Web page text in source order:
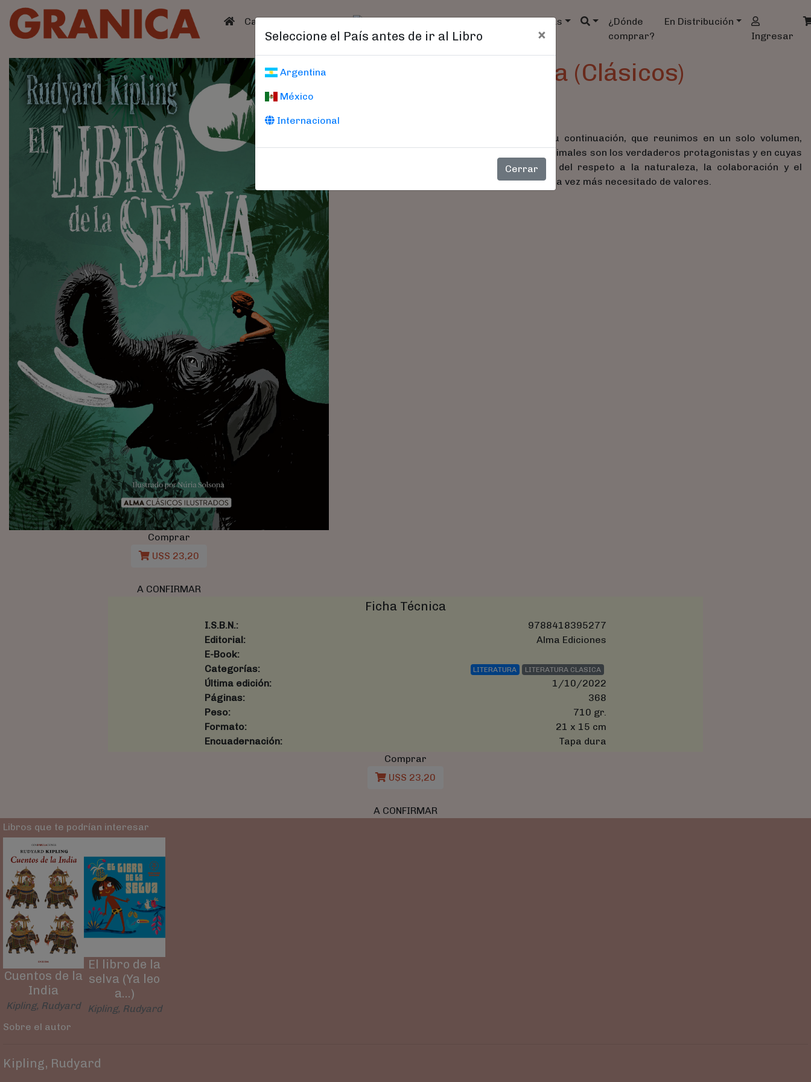
(current)
Catálogo Catálogo Agendas
¿Dónde
comprar?
En Distribución
Ingresar
Seleccione el País antes de ir al Libro ×
Argentina
México
Internacional
Cerrar
Comprar
U$S 23,20
A CONFIRMAR
El Libro De La Selva (Clásicos)
Los relatos de El libro de la selva y de su continuación, que reunimos en un solo volumen,
conforman un libro inmortal, en el que los animales son los verdaderos protagonistas y en cuyas
fábulas Kipling nos enseña la importancia del respeto a la naturaleza, la colaboración y el
compañerismo en un mundo cambiante y cada vez más necesitado de valores.
Ficha Técnica
I.S.B.N.:
9788418395277
Editorial:
Alma Ediciones
E-Book:
Categorías:
LITERATURA LITERATURA CLASICA
Última edición:
1/10/2022
Páginas:
368
Peso:
710 gr.
Formato:
21 x 15 cm
Encuadernación:
Tapa dura
Comprar
U$S 23,20
A CONFIRMAR
Libros que te podrían interesar
Cuentos de la
India
Kipling, Rudyard
El libro de la
selva (Ya leo
a…)
Kipling, Rudyard
Sobre el autor
Kipling, Rudyard